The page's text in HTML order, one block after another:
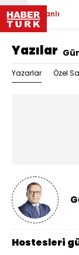
Canlı
Yazılar
Yazarlar Özel
Hostesleri